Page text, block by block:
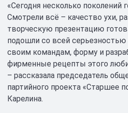
«Сегодня несколько поколений
Смотрели всё – качество ухи,
творческую презентацию
подошли со всей
своим командам, форму и
фирменные рецепты этого
– рассказала председатель
партийного проекта «Старшее
Карелина.